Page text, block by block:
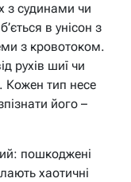
з судинами чи
в унісон з
з кровотоком.
рухів шиї чи
Кожен тип несе
його –
пошкоджені
хаотичні